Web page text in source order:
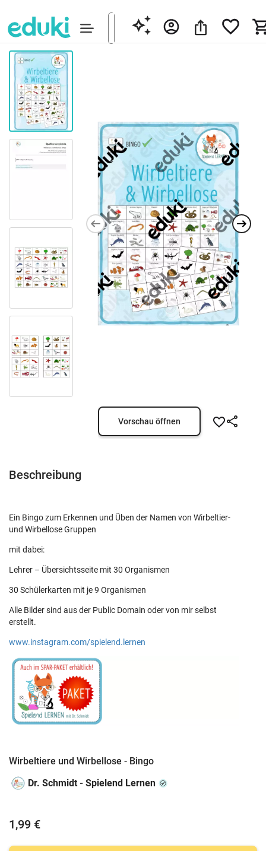
Vorschau öffnen
Beschreibung
Ein Bingo zum Erkennen und Üben der Namen von Wirbeltier-
und Wirbellose Gruppen
mit dabei:
Lehrer – Übersichtsseite mit 30 Organismen
30 Schülerkarten mit je 9 Organismen
Alle Bilder sind aus der Public Domain oder von mir selbst
erstellt.
www.instagram.com/spielend.lernen
Wirbeltiere und Wirbellose - Bingo
Dr. Schmidt - Spielend Lernen
1,99 €